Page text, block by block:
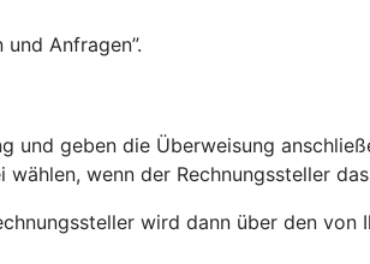
Anfragen”.
geben die Überweisung
wenn der Rechnungssteller
wird dann über den von